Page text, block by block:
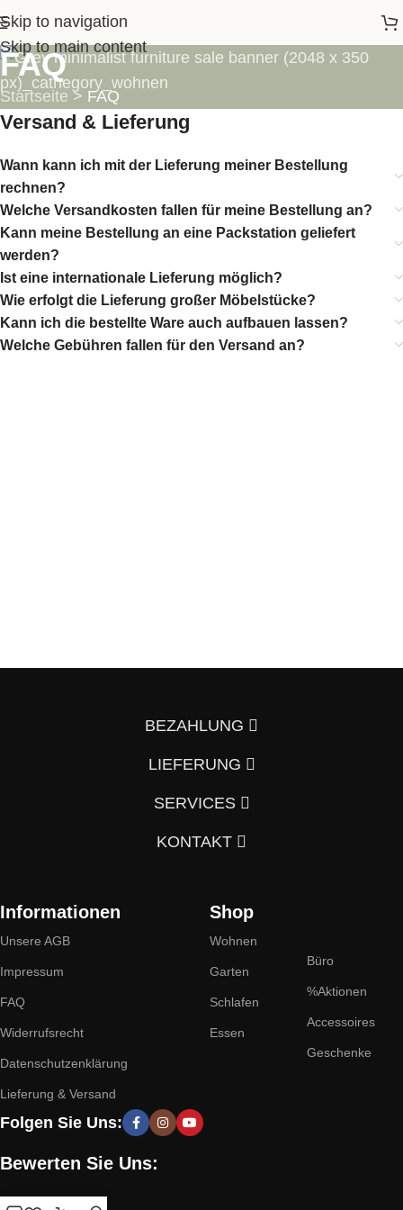
Skip to navigation
Skip to main content
FAQ
Startseite > FAQ
Versand & Lieferung
Wann kann ich mit der Lieferung meiner Bestellung
rechnen?
Welche Versandkosten fallen für meine Bestellung an?
Kann meine Bestellung an eine Packstation geliefert
werden?
Ist eine internationale Lieferung möglich?
Wie erfolgt die Lieferung großer Möbelstücke?
Kann ich die bestellte Ware auch aufbauen lassen?
Welche Gebühren fallen für den Versand an?
BEZAHLUNG
LIEFERUNG
SERVICES
KONTAKT
Informationen
Unsere AGB
Impressum
FAQ
Widerrufsrecht
Datenschutzenklärung
Lieferung & Versand
Shop
Wohnen
Garten
Schlafen
Essen
Büro
%Aktionen
Accessoires
Geschenke
Folgen Sie Uns:
Bewerten Sie Uns: